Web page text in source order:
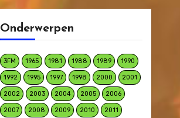
Onderwerpen
3FM 1965 1981 1988 1989 1990
1992 1995 1997 1998 2000 2001
2002 2003 2004 2005 2006
2007 2008 2009 2010 2011